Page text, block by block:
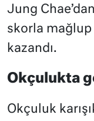
Jung
skorla mağlup
kazandı.
Okçulukta
Okçuluk